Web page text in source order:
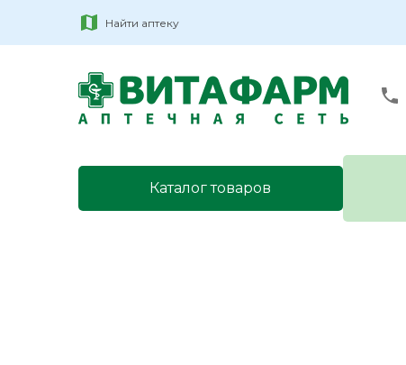
Найти аптеку
Каталог товаров